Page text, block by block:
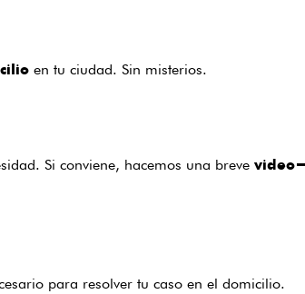
en tu ciudad. Sin misterios.
Si conviene, hacemos una breve video-
para resolver tu caso en el domicilio.